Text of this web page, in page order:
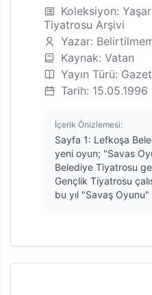
Koleksiyon:
Tiyatrosu Arşivi
Yazar:
Kaynak: Vatan
Yayın Türü:
Tarih: 15.05.1996
İçerik Önizlemesi:
Sayfa 1: Lefkoşa
yeni oyun; "Savas
Belediye Tiyatrosu
Gençlik Tiyatrosu
bu yıl "Savaş